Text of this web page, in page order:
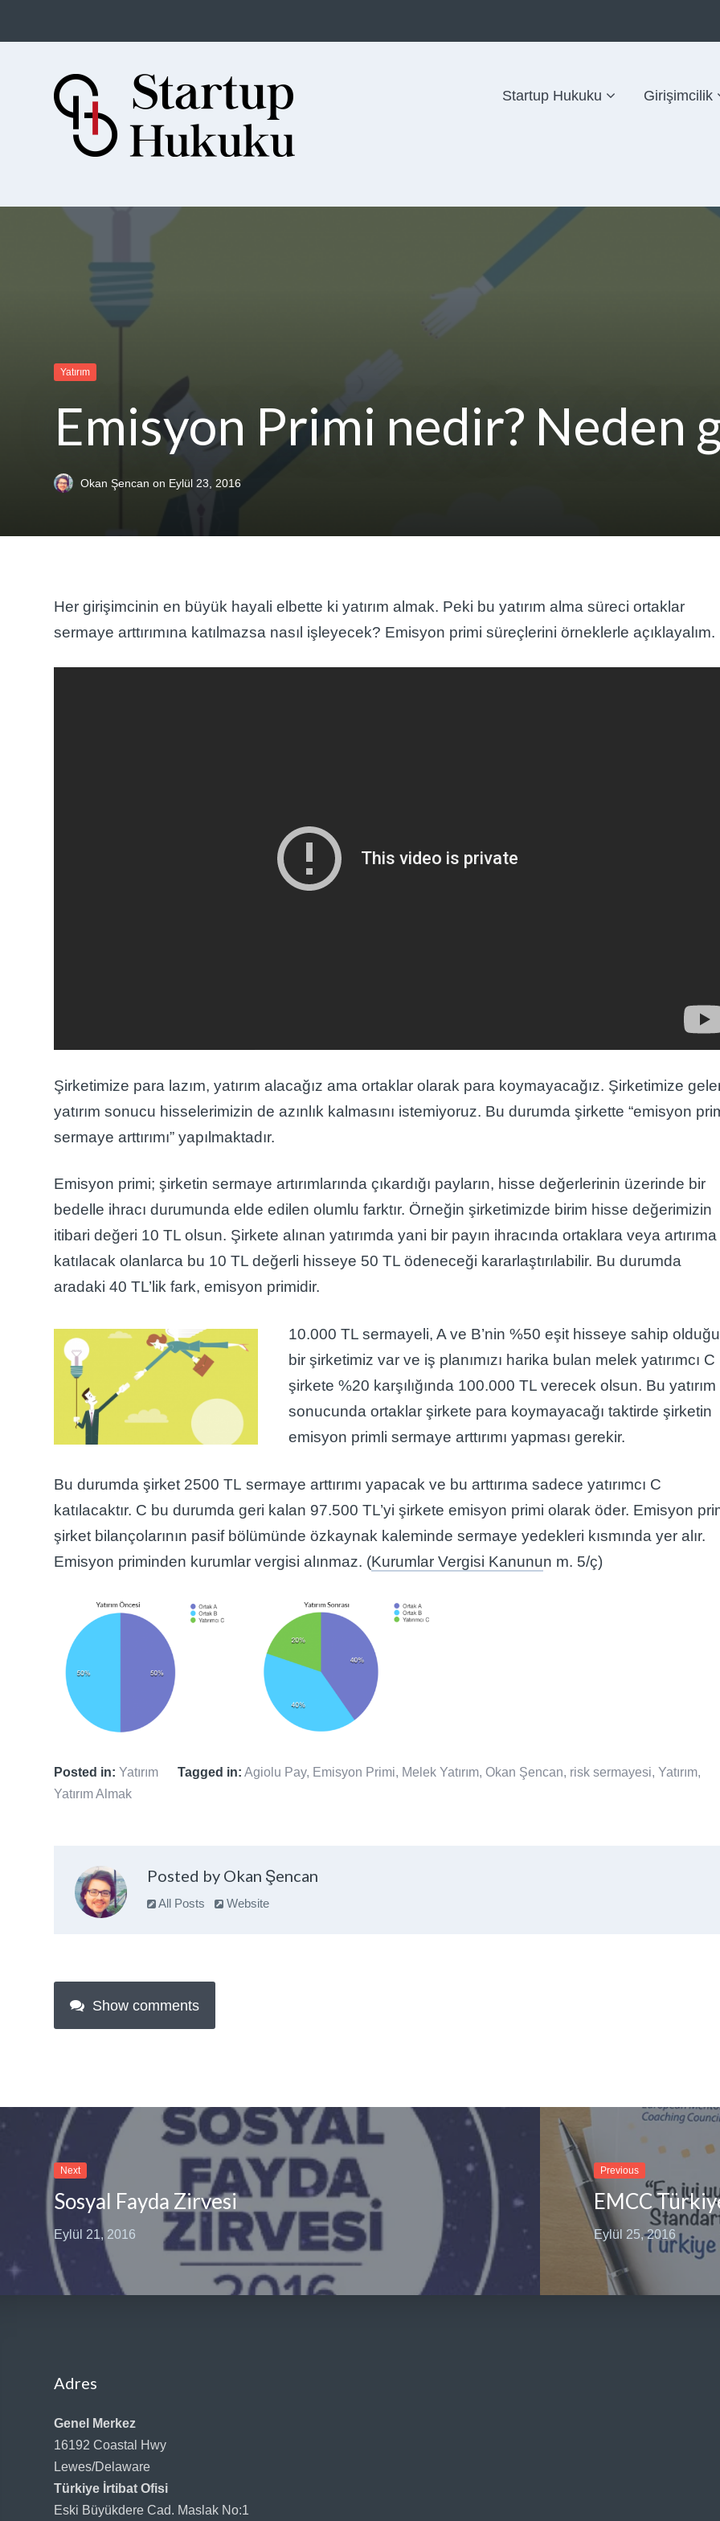
için Startuplar
Startup Hukuku Girişimcilik
Yatırım
Emisyon Primi nedir? Neden
Okan Şencanon Eylül 23, 2016
Her girişimcinin en büyük hayali elbette ki yatırım almak. Peki bu yatırım alma süreci ortaklar
sermaye arttırımına katılmazsa nasıl işleyecek? Emisyon primi süreçlerini örneklerle açıklayalım.
Şirketimize para lazım, yatırım alacağız ama ortaklar olarak para koymayacağız. Şirketimize
yatırım sonucu hisselerimizin de azınlık kalmasını istemiyoruz. Bu durumda şirkette “emisyon
sermaye arttırımı” yapılmaktadır.
Emisyon primi; şirketin sermaye artırımlarında çıkardığı payların, hisse değerlerinin üzerinde bir
bedelle ihracı durumunda elde edilen olumlu farktır. Örneğin şirketimizde birim hisse değerimizin
itibari değeri 10 TL olsun. Şirkete alınan yatırımda yani bir payın ihracında ortaklara veya artırıma
katılacak olanlarca bu 10 TL değerli hisseye 50 TL ödeneceği kararlaştırılabilir. Bu durumda
aradaki 40 TL’lik fark, emisyon primidir.
10.000 TL sermayeli, A ve B’nin %50 eşit hisseye sahip olduğu
bir şirketimiz var ve iş planımızı harika bulan melek yatırımcı C
şirkete %20 karşılığında 100.000 TL verecek olsun. Bu yatırım
sonucunda ortaklar şirkete para koymayacağı taktirde şirketin
emisyon primli sermaye arttırımı yapması gerekir.
Bu durumda şirket 2500 TL sermaye arttırımı yapacak ve bu arttırıma sadece yatırımcı C
katılacaktır. C bu durumda geri kalan 97.500 TL’yi şirkete emisyon primi olarak öder. Emisyon
şirket bilançolarının pasif bölümünde özkaynak kaleminde sermaye yedekleri kısmında yer alır.
Emisyon priminden kurumlar vergisi alınmaz. (Kurumlar Vergisi Kanunun m. 5/ç)
Posted in: Yatırım Tagged in: Agiolu Pay, Emisyon Primi, Melek Yatırım,Okan Şencan, risk sermayesi,Yatırım,
Yatırım Almak
Posted by Okan Şencan
All Posts Website
Show comments
Next
Sosyal Fayda Zirvesi
Eylül 21, 2016
Previous
Eylül 25, 2016
Adres
Genel Merkez
16192 Coastal Hwy
Lewes/Delaware
Türkiye İrtibat Ofisi
Eski Büyükdere Cad. Maslak No:1